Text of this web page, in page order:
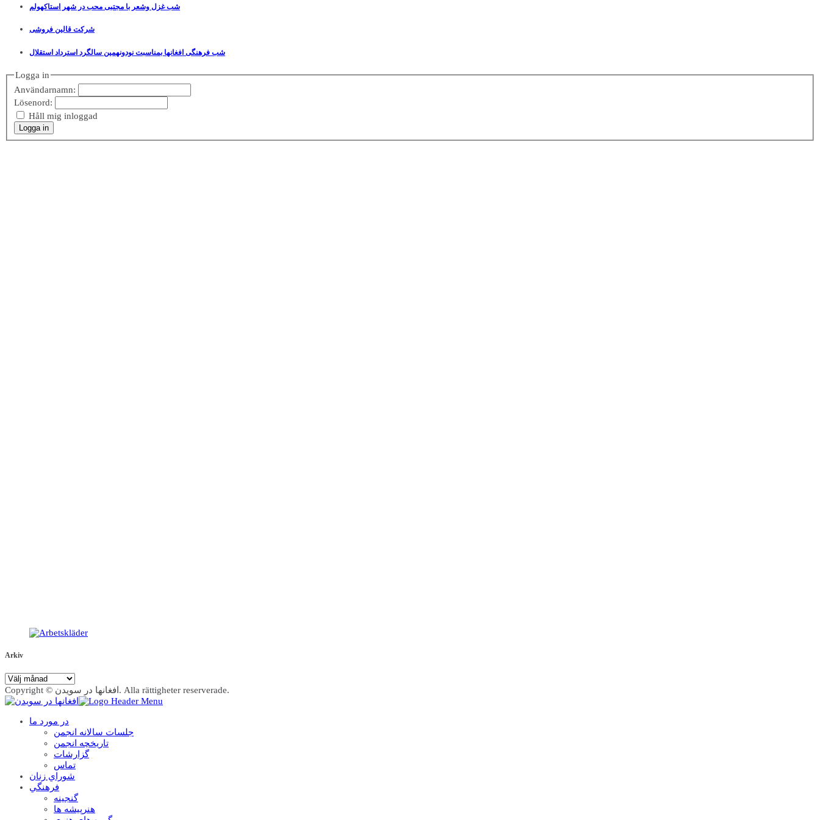
شب غزل وشعر با مجتبی محب در شهر استاکهولم
شرکت قالین فروشی
شب فرهنگی افغانها بمناسبت نودونهمین سالگرد استرداد استقلال
Logga in
Användarnamn:
Lösenord:
Håll mig inloggad
Logga in
Arkiv
Arkiv
Copyright © افغانها در سویدن. Alla rättigheter reserverade.
در مورد ما
جلسات سالانه انجمن
تاریخچه انجمن
گزارشات
تماس
شوراي زنان
فرهنگي
گنجينه
هنرپيشه ها